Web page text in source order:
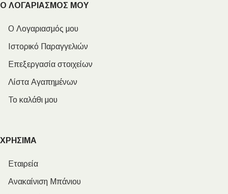
Ο ΛΟΓΑΡΙΑΣΜΟΣ ΜΟΥ
Ο Λογαριασμός μου
Ιστορικό Παραγγελιών
Επεξεργασία στοιχείων
Λίστα Αγαπημένων
Το καλάθι μου
ΧΡΗΣΙΜΑ
Εταιρεία
Ανακαίνιση Μπάνιου